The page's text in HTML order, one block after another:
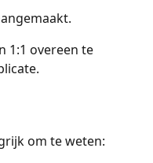
1:1 overeen te
om te weten: